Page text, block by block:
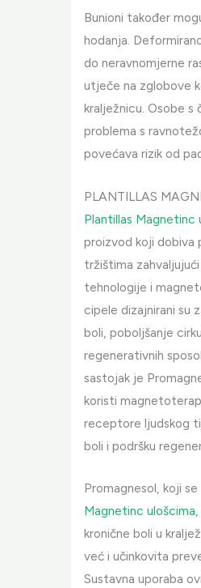
Bunioni također
hodanja.
do neravnomjerne
utječe na zglobove
kralježnicu. Osobe s
problema s
povećava rizik od
PLANTILLAS
Plantillas Magnetinc
proizvod koji dobiva
tržištima
tehnologije i
cipele dizajnirani su
boli, poboljšanje
regenerativnih
sastojak je
koristi
receptore ljudskog
boli i podršku
Promagnesol, koji
Magnetinc ulošcima
kronične boli u
već i učinkovita
Sustavna uporaba